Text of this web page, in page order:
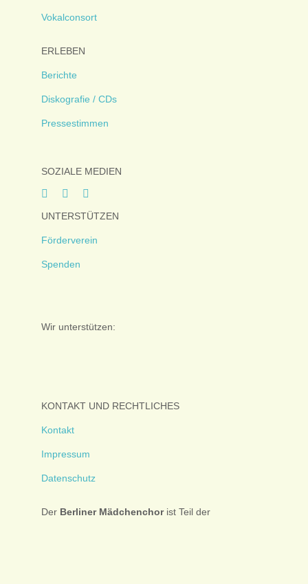
Vokalconsort
ERLEBEN
Berichte
Diskografie / CDs
Pressestimmen
SOZIALE MEDIEN
UNTERSTÜTZEN
Förderverein
Spenden
Wir unterstützen:
KONTAKT UND RECHTLICHES
Kontakt
Impressum
Datenschutz
Der Berliner Mädchenchorist Teil der